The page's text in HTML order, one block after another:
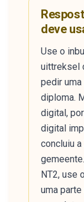
deve
Use o
uittreksel
pedir
diploma.
digital,
digital
concluiu
NT2, use
uma